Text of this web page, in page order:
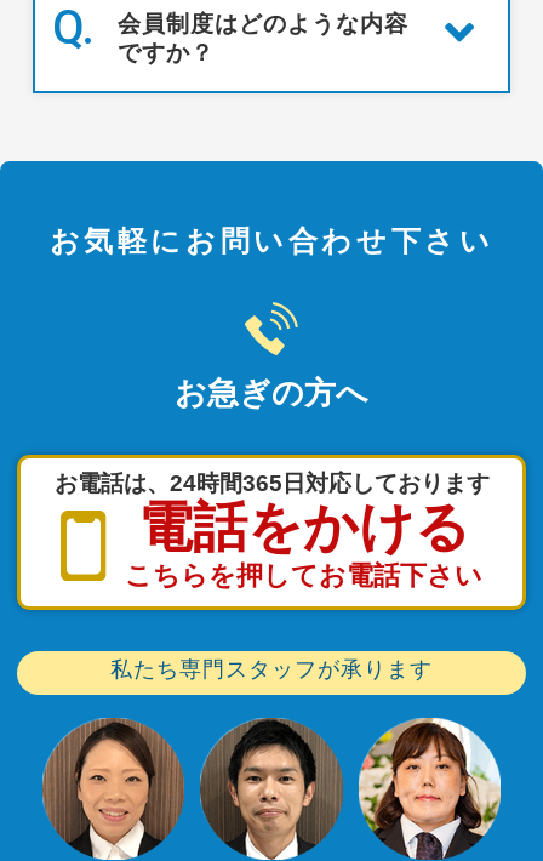
Q.
会員制度はどのような内容
ですか？
お気軽にお問い合わせ下さい
お急ぎの方へ
お電話は、24時間365日対応しております
電話をかける
こちらを押してお電話下さい
私たち専門スタッフが承ります